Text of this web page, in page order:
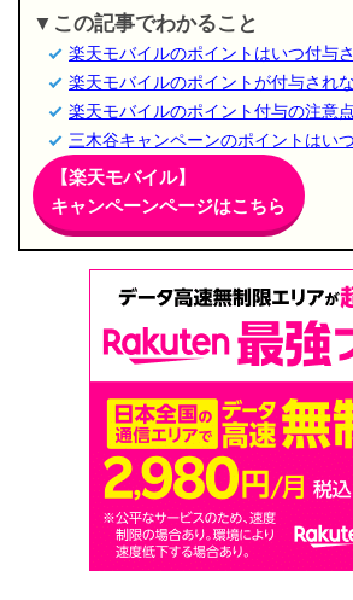
この記事でわかること
楽天モバイルのポイントはいつ付与
楽天モバイルのポイントが付与され
楽天モバイルのポイント付与の注意点
三木谷キャンペーンのポイントはい
【楽天モバイル】
キャンペーンページはこちら